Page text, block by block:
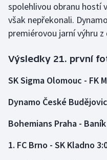
Volejbal
Ostatní
spolehlivou obranu hostí
však nepřekonali.
premiérovou jarní výhru
Výsledky 21. první
SK Sigma Olomouc - FK
Dynamo České
Bohemians Praha -
1. FC Brno - SK Kladno